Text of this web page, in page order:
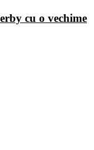
cu o vechime